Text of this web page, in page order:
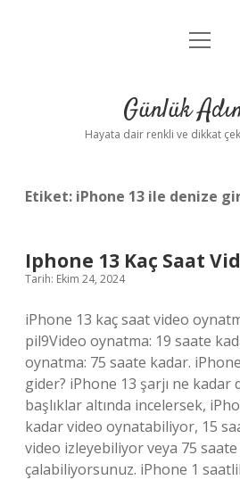
Anasayfa
Yasal Uyarı
menüyü
Günlük
Hayata dair renkli ve dikkat
Etiket: iPhone 13 ile denize
Iphone 13 Kaç Saat
Tarih: Ekim 24, 2024
iPhone 13 kaç saat video
pil9Video oynatma: 19 saate
oynatma: 75 saate kadar.
gider? iPhone 13 şarjı ne kadar
başlıklar altında incelersek,
kadar video oynatabiliyor, 15
video izleyebiliyor veya 75
çalabiliyorsunuz. iPhone 1